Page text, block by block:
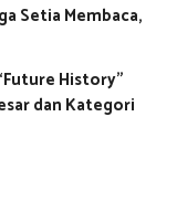
Setia Membaca,
History”
dan Kategori